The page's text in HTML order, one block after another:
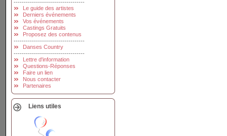
-----------------------------------
Le guide des artistes
Derniers événements
Vos événements
Castings Gratuits
Proposez des contenus
-----------------------------------
Danses Country
-----------------------------------
Lettre d'information
Questions-Réponses
Faire un lien
Nous contacter
Partenaires
Liens utiles